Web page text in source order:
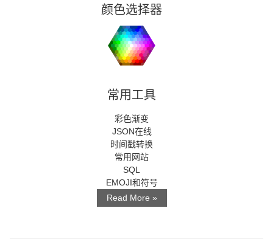
颜色选择器
常用工具
彩色渐变
JSON在线
时间戳转换
常用网站
SQL
EMOJI和符号
Read More »